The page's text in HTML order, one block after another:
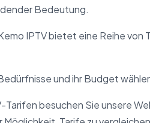
Bedeutung.
IPTV bietet eine Reihe von
und ihr Budget
besuchen Sie unsere